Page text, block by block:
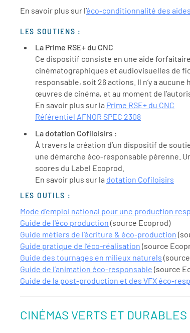
En savoir plus sur l’éco-conditionnalité des
LES SOUTIENS :
La Prime RSE+ du CNC
Ce dispositif consiste en une aide
cinématographiques et audiovisuelles de
responsable, soit 26 actions. Il n’y a
œuvres de cinéma, et au moment de
En savoir plus sur la Prime RSE+ du CNC
Référentiel AFNOR SPEC 2308
La dotation Cofiloisirs :
À travers la création d’un dispositif de
une démarche éco-responsable pérenne.
scores du Label Ecoprod.
En savoir plus sur la dotation Cofiloisirs
LES OUTILS :
Mode d’emploi national pour une production
Guide de l'éco production (source Ecoprod)
Guide métiers de l’écriture & éco-production
Guide pratique de l’éco-réalisation (source
Guide des tournages en milieux naturels
Guide de l’animation éco-responsable (source
Guide de la post-production et des VFX éco-
CINÉMAS VERTS ET DURABLES